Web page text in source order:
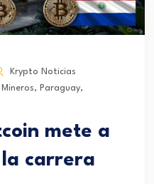
Krypto Noticias
Mineros, Paraguay,
mete a
carrera